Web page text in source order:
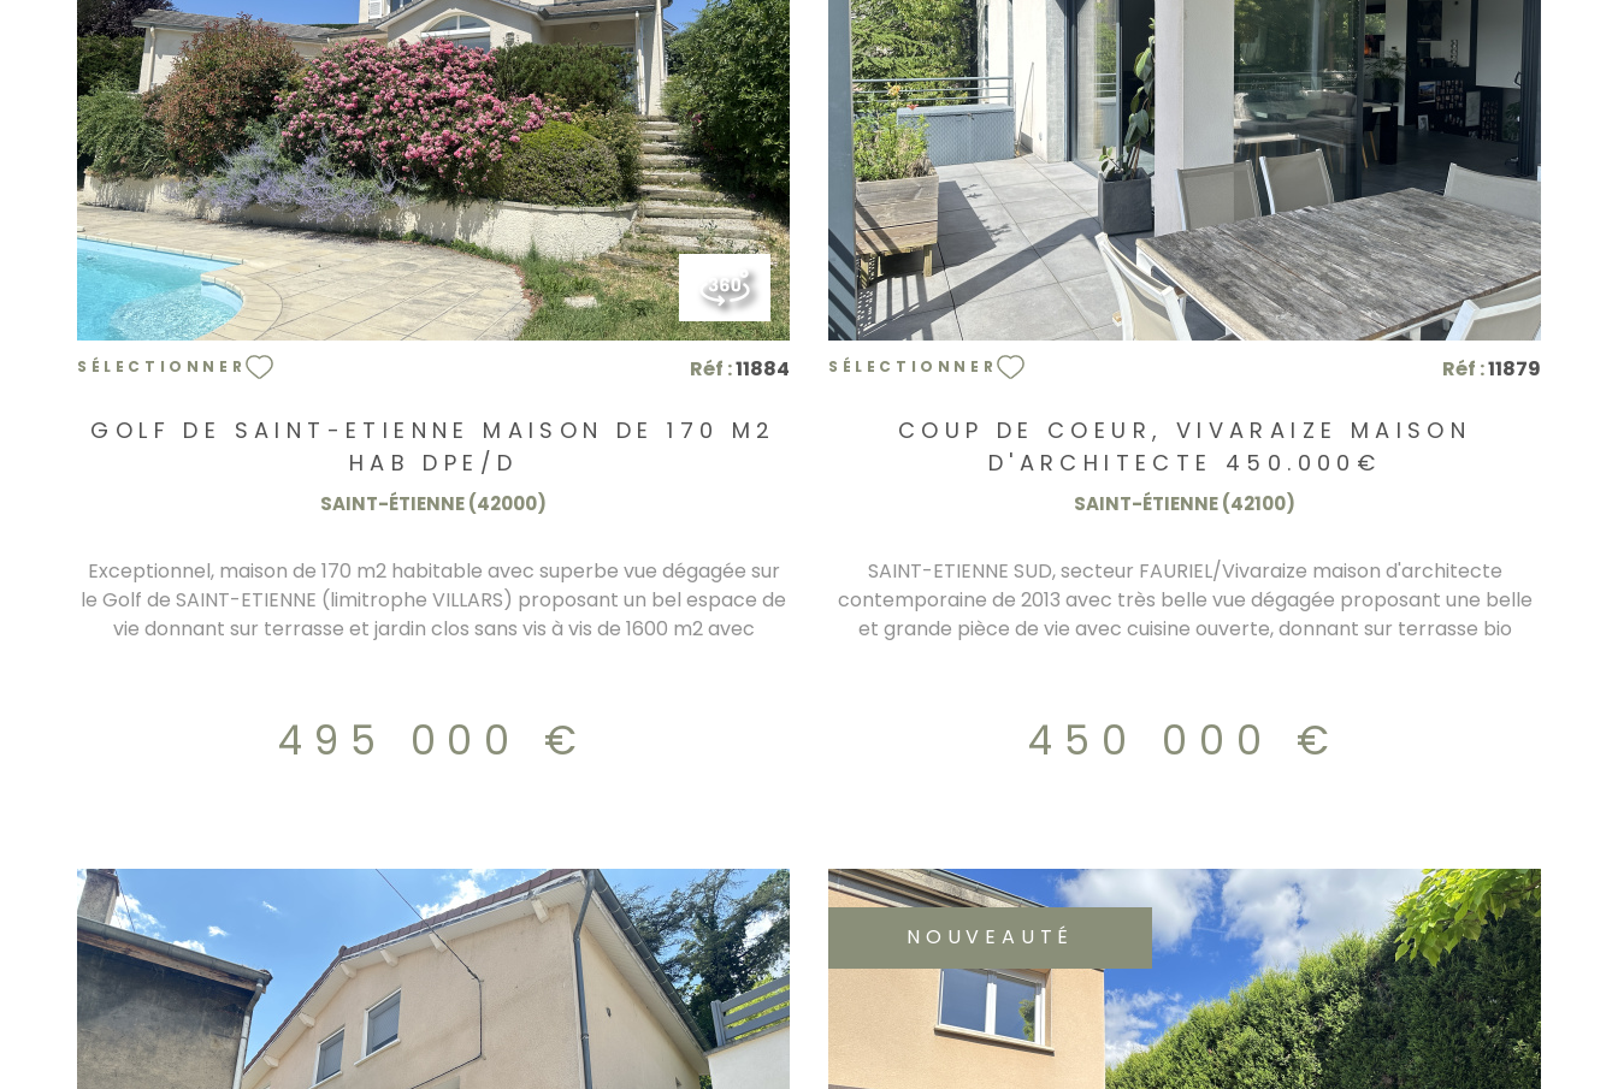
VOIR LE BIEN
SÉLECTIONNER Réf :11884
GOLF DE SAINT-ETIENNE MAISON DE 170 M2
HAB DPE/D
SAINT-ÉTIENNE (42000)
Exceptionnel, maison de 170 m2 habitable avec superbe vue dégagée sur
le Golf de SAINT-ETIENNE (limitrophe VILLARS) proposant un bel espace de
vie donnant sur terrasse et jardin clos sans vis à vis de 1600 m2 avec
pouvant s'ouvrir. A l'étage 3 chambres d'enfants avec placards et salle
495 000 €
VOIR LE BIEN
SÉLECTIONNER Réf :11879
COUP DE COEUR, VIVARAIZE MAISON
D'ARCHITECTE 450.000€
SAINT-ÉTIENNE (42100)
SAINT-ETIENNE SUD, secteur FAURIEL/Vivaraize maison d'architecte
contemporaine de 2013 avec très belle vue dégagée proposant une belle
et grande pièce de vie avec cuisine ouverte, donnant sur terrasse bio
450 000 €
NOUVEAUTÉ